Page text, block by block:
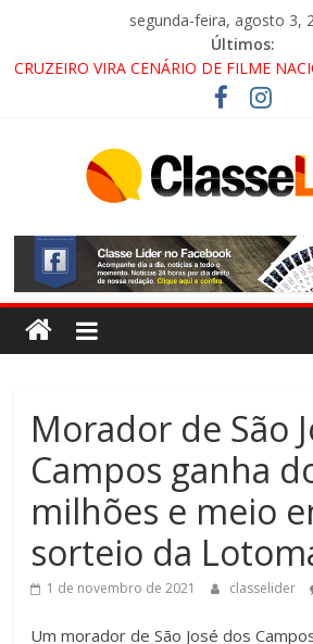
segunda-feira, agosto 3,
Últimos:
CRUZEIRO VIRA CENÁRIO DE FILME
PROMOTOR DO GAECO
ACESSO À APARECIDA NA DUTRA SERÁ
ALTERNATIVAS
LORENA, PINDAMONHANGABA E
PELA FÁBRICA DA COCA-COLA!
Morador de São
Campos ganha
milhões e meio
sorteio da
1 de novembro de 2021 classelider
Um morador de São José dos